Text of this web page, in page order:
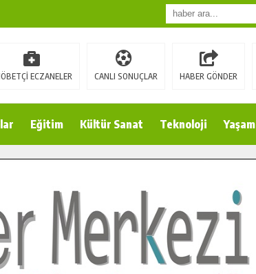
ECZANELER CANLI SONUÇLAR HABER GÖNDER
Eğitim Kültür Sanat Teknoloji Yaşam